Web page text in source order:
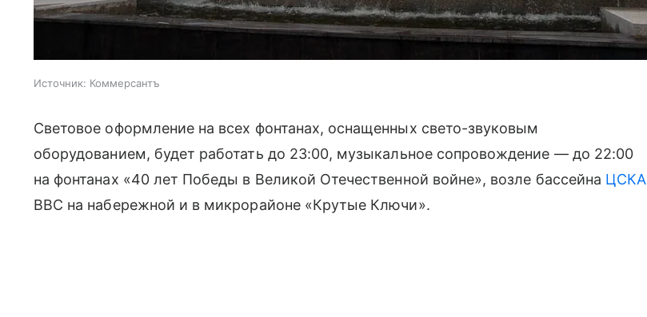
Источник: Коммерсантъ
Световое оформление на всех фонтанах, оснащенных свето-звуковым
оборудованием, будет работать до 23:00, музыкальное сопровождение — до 22:00
на фонтанах «40 лет Победы в Великой Отечественной войне», возле бассейна ЦСКА
ВВС на набережной и в микрорайоне «Крутые Ключи».